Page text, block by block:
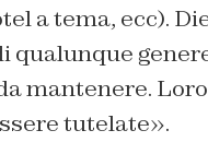
a tema, ecc).
qualunque
mantenere.
tutelate».